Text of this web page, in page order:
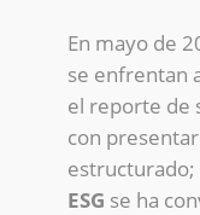
En mayo de
se enfrentan
el reporte de
con
estructurado;
ESG se ha